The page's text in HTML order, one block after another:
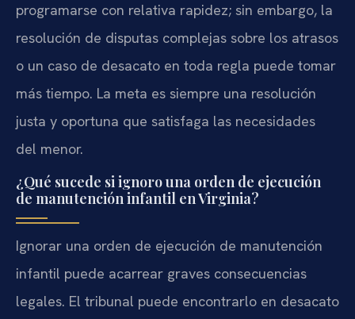
programarse con relativa rapidez; sin embargo, la
resolución de disputas complejas sobre los atrasos
o un caso de desacato en toda regla puede tomar
más tiempo. La meta es siempre una resolución
justa y oportuna que satisfaga las necesidades
del menor.
¿Qué sucede si ignoro una orden de ejecución
de manutención infantil en Virginia?
Ignorar una orden de ejecución de manutención
infantil puede acarrear graves consecuencias
legales. El tribunal puede encontrarlo en desacato